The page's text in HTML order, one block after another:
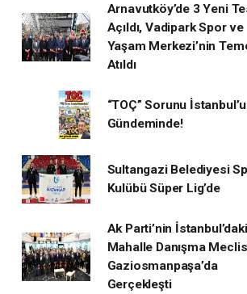
Arnavutköy’de 3 Yeni
Açıldı, Vadipark Spor ve
Yaşam Merkezi’nin
Atıldı
“TOÇ” Sorunu
Gündeminde!
Sultangazi Belediyesi
Kulübü Süper Lig’de
Ak Parti’nin
Mahalle Danışma
Gaziosmanpaşa’da
Gerçekleşti